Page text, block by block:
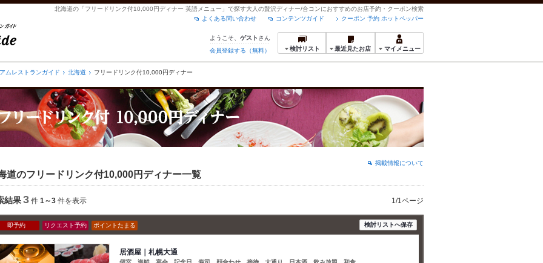
北海道の「フリードリンク付10,000円ディナー 英語メニュー」で探す大人の贅沢ディナー/合コンにおすすめのお店予約・クーポン検索
クーポン 予約 ホットペッパー
コンテンツガイド
よくある問い合わせ
ようこそ、 ゲスト さん
会員登録する（無料）
検討リスト 最近見たお店 マイメニュー
ムレストランガイド 北海道 フリードリンク付10,000円ディナー
掲載情報について
道のフリードリンク付10,000円ディナー一覧
結果3 件 1～3 件を表示 1/1ページ
即予約 リクエスト予約 ポイントたまる 検討リストへ保存
居酒屋｜札幌大通